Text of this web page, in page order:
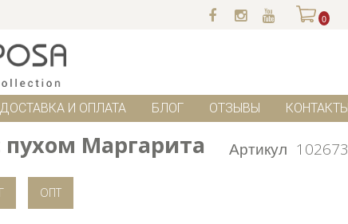
0
ДОСТАВКА И ОПЛАТА БЛОГ ОТЗЫВЫ КОНТАКТЫ
Маргарита Артикул 102673
ОПТ